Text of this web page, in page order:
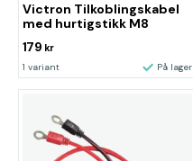
Victron Tilkoblingskabel
med hurtigstikk M8
179 kr
1 variant På lager